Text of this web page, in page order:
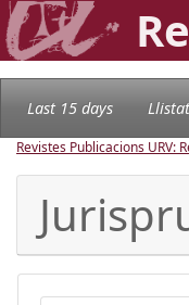
Last 15 days
Revistes Publicacions URV: